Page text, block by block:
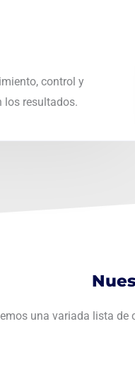
control y
los resultados.
una variada lista de